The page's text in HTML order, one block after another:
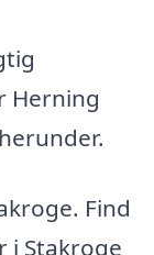
Herning
Find
i Stakroge